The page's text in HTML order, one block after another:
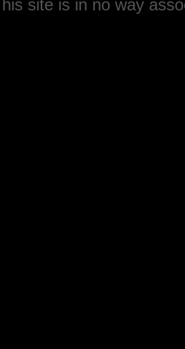
This site is in no way